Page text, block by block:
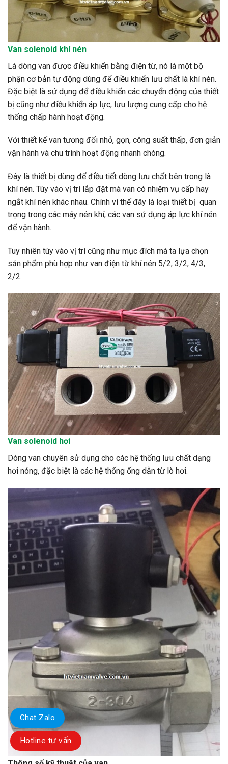
Van solenoid khí nén
Là dòng van được điều khiển bằng điện từ, nó là một bộ
phận cơ bản tự động dùng để điều khiển lưu chất là khí nén.
Đặc biệt là sử dụng để điều khiển các chuyển động của thiết
bị cũng như điều khiển áp lực, lưu lượng cung cấp cho hệ
thống chấp hành hoạt động.
Với thiết kế van tương đối nhỏ, gọn, công suất thấp, đơn giản
vận hành và chu trình hoạt động nhanh chóng.
Đây là thiết bị dùng để điều tiết dòng lưu chất bên trong là
khí nén. Tùy vào vị trí lắp đặt mà van có nhiệm vụ cấp hay
ngắt khí nén khác nhau. Chính vì thế đây là loại thiết bị quan
trọng trong các máy nén khí, các van sử dụng áp lực khí nén
để vận hành.
Tuy nhiên tùy vào vị trí cũng như mục đích mà ta lựa chọn
sản phẩm phù hợp như van điện từ khí nén 5/2, 3/2, 4/3,
2/2.
Van solenoid hơi
Dòng van chuyên sử dụng cho các hệ thống lưu chất dạng
hơi nóng, đặc biệt là các hệ thống ống dẫn từ lò hơi.
Chat Zalo
Hotline tư vấn